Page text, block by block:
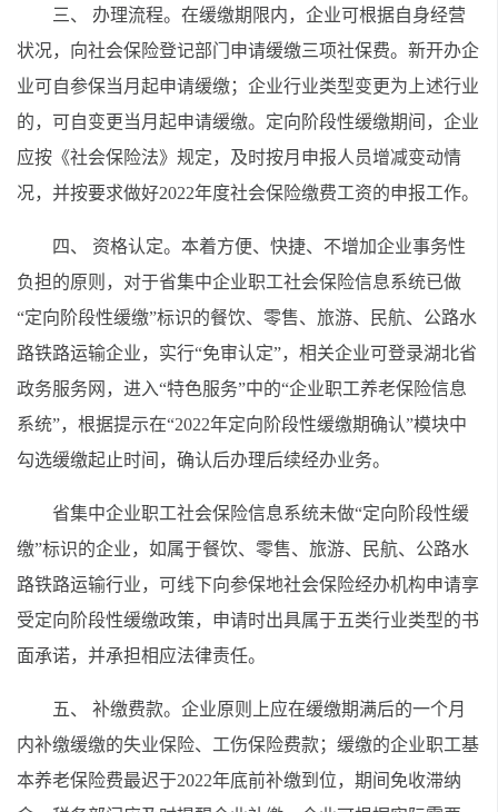
三、 办理流程。在缓缴期限内，企业可根据自身经营
状况，向社会保险登记部门申请缓缴三项社保费。新开办企
业可自参保当月起申请缓缴；企业行业类型变更为上述行业
的，可自变更当月起申请缓缴。定向阶段性缓缴期间，企业
应按《社会保险法》规定，及时按月申报人员增减变动情
况，并按要求做好2022年度社会保险缴费工资的申报工作。
四、 资格认定。本着方便、快捷、不增加企业事务性
负担的原则，对于省集中企业职工社会保险信息系统已做
“定向阶段性缓缴”标识的餐饮、零售、旅游、民航、公路水
路铁路运输企业，实行“免审认定”，相关企业可登录湖北省
政务服务网，进入“特色服务”中的“企业职工养老保险信息
系统”，根据提示在“2022年定向阶段性缓缴期确认”模块中
勾选缓缴起止时间，确认后办理后续经办业务。
省集中企业职工社会保险信息系统未做“定向阶段性缓
缴”标识的企业，如属于餐饮、零售、旅游、民航、公路水
路铁路运输行业，可线下向参保地社会保险经办机构申请享
受定向阶段性缓缴政策，申请时出具属于五类行业类型的书
面承诺，并承担相应法律责任。
五、 补缴费款。企业原则上应在缓缴期满后的一个月
内补缴缓缴的失业保险、工伤保险费款；缓缴的企业职工基
本养老保险费最迟于2022年底前补缴到位，期间免收滞纳